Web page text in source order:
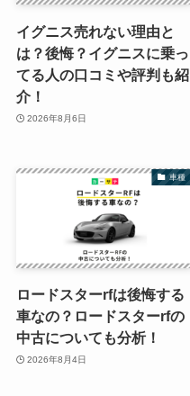
イグニス売れない理由と
は？後悔？イグニスに乗っ
てる人の口コミや評判も紹
介！
2026年8月6日
車種
ロードスターrfは後悔する
車なの？ロードスターrfの
中古についても分析！
2026年8月4日